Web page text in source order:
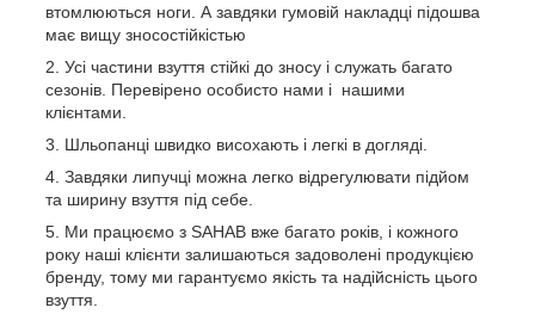
втомлюються ноги. А завдяки гумовій накладці підошва
має вищу зносостійкістью
Усі частини взуття стійкі до зносу і служать багато
сезонів. Перевірено особисто нами і нашими
клієнтами.
Шльопанці швидко висохають і легкі в догляді.
Завдяки липучці можна легко відрегулювати підйом
та ширину взуття під себе.
Ми працюємо з SAHAB вже багато років, і кожного
року наші клієнти залишаються задоволені продукцією
бренду, тому ми гарантуємо якість та надійсність цього
взуття.